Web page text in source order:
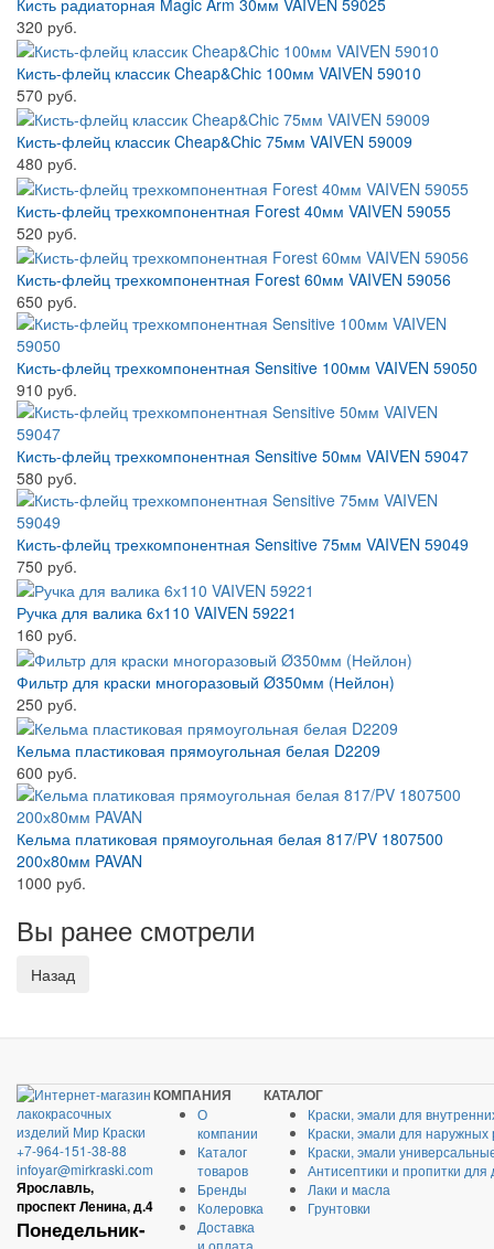
320 руб.
Кисть-флейц классик Cheap&Chic 100мм VAIVEN 59010
570 руб.
Кисть-флейц классик Cheap&Chic 75мм VAIVEN 59009
480 руб.
Кисть-флейц трехкомпонентная Forest 40мм VAIVEN 59055
520 руб.
Кисть-флейц трехкомпонентная Forest 60мм VAIVEN 59056
650 руб.
Кисть-флейц трехкомпонентная Sensitive 100мм VAIVEN 59050
910 руб.
Кисть-флейц трехкомпонентная Sensitive 50мм VAIVEN 59047
580 руб.
Кисть-флейц трехкомпонентная Sensitive 75мм VAIVEN 59049
750 руб.
Ручка для валика 6х110 VAIVEN 59221
160 руб.
Фильтр для краски многоразовый Ø350мм (Нейлон)
250 руб.
Кельма пластиковая прямоугольная белая D2209
600 руб.
Кельма платиковая прямоугольная белая 817/PV 1807500
200х80мм PAVAN
1000 руб.
Вы ранее смотрели
+7-964-151-38-88
infoyar@mirkraski.com
Ярославль,
проспект Ленина, д.4
Понедельник-
КОМПАНИЯ
О
компании
Каталог
товаров
Бренды
Колеровка
Доставка
и оплата
КАТАЛОГ
Краски, эмали для
Краски, эмали для наружных
Краски, эмали
Антисептики и пропитки для
Лаки и масла
Грунтовки